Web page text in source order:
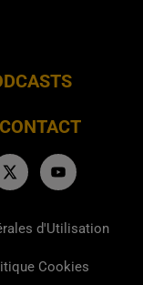
CONTACT
d'Utilisation
Cookies